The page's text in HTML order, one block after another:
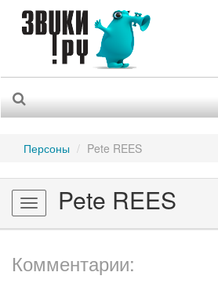
Персоны Pete REES
Toggle
navigation
Pete REES
Комментарии: